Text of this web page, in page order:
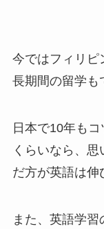
今ではフィリピ
長期間の留学も
日本で10年も
くらいなら、
だ方が英語は伸
また、英語学